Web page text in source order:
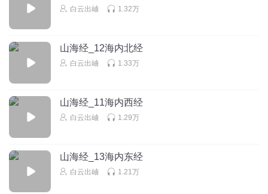
白云出岫 1.32万
山海经_12海内北经
白云出岫 1.33万
山海经_11海内西经
白云出岫 1.29万
山海经_13海内东经
白云出岫 1.21万